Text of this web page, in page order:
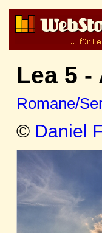
Lea 5 -
Romane/
© Daniel